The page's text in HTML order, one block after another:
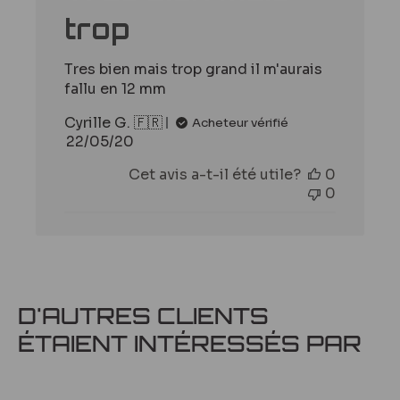
trop
Tres bien mais trop grand il m'aurais
fallu en 12 mm
Cyrille G. 🇫🇷
Acheteur vérifié
Date
publication
22/05/20
Cet avis a-t-il été utile?
0
0
D'AUTRES CLIENTS
ÉTAIENT INTÉRESSÉS PAR